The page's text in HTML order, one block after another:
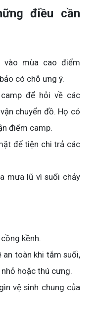
điều cần
mùa cao điểm
có chỗ ưng ý.
để hỏi về các
chuyển đồ. Họ có
điểm camp.
để tiện chi trả các
mưa lũ vì suối chảy
kềnh.
an toàn khi tắm suối,
hoặc thú cưng.
vệ sinh chung của